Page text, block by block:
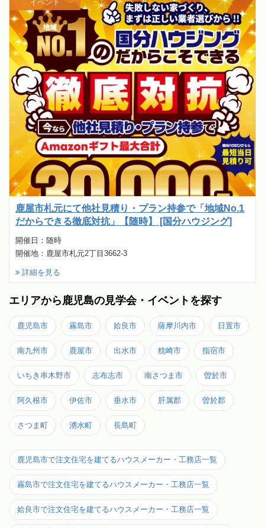
鹿屋市札元にて他社見積り・プラン持参で「地域No.1
だからできる徹底対抗」【随時】 [国分ハウジング]
開催日：随時
開催地：鹿屋市札元2丁目3662-3
詳細を見る
イベント
エリアから鹿児島の見学会・イベントを探す
鹿児島市 霧島市 姶良市 薩摩川内市 日置市
南九州市 鹿屋市 出水市 枕崎市 指宿市
いちき串木野市 志布志市 南さつま市 曽於市
阿久根市 伊佐市 垂水市 肝属郡 曽於郡
さつま町 湧水町 長島町
鹿児島市で注文住宅を建てるハウスメーカー・工務店一覧
霧島市で注文住宅を建てるハウスメーカー・工務店一覧
姶良市で注文住宅を建てるハウスメーカー・工務店一覧